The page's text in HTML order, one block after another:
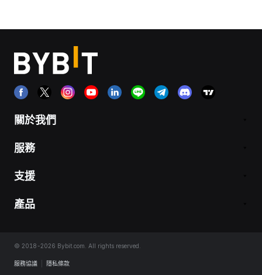
關於我們
服務
支援
產品
© 2018-2026 Bybit.com. All rights reserved.
服務協議 隱私條款